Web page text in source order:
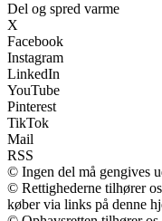
Del og spred varme
X
Facebook
Instagram
LinkedIn
YouTube
Pinterest
TikTok
Mail
RSS
© Ingen del må gengives
© Rettighederne tilhører
køber via links på denne